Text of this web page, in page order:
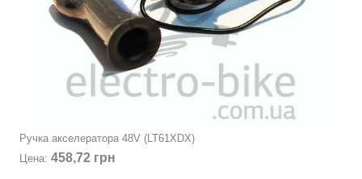
Ручка акселератора 48V (LT61XDX)
Цена: 458,72 грн